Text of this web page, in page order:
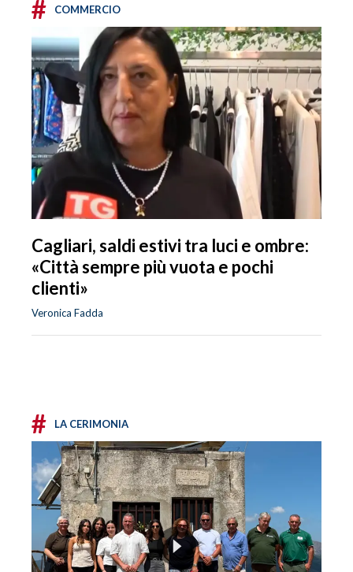
# COMMERCIO
Cagliari, saldi estivi tra luci e ombre:
«Città sempre più vuota e pochi
clienti»
Veronica Fadda
# LA CERIMONIA